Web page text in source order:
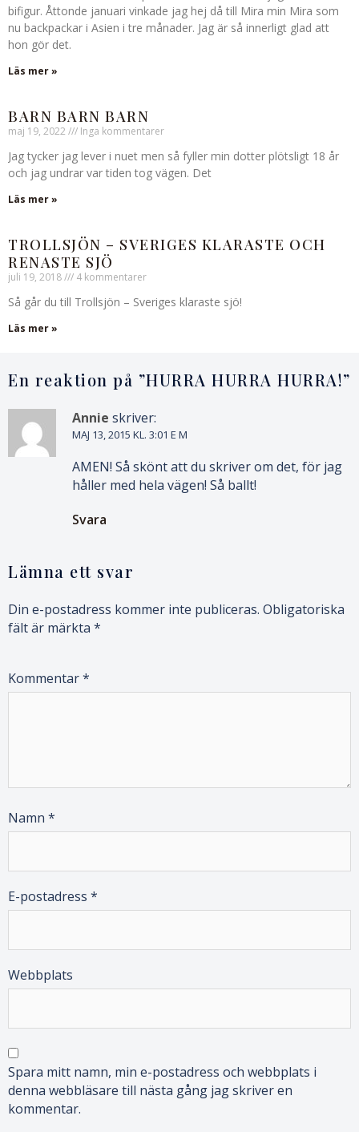
bifigur. Åttonde januari vinkade jag hej då till Mira min Mira som
nu backpackar i Asien i tre månader. Jag är så innerligt glad att
hon gör det.
Läs mer »
BARN BARN BARN
maj 19, 2022 Inga kommentarer
Jag tycker jag lever i nuet men så fyller min dotter plötsligt 18 år
och jag undrar var tiden tog vägen. Det
Läs mer »
TROLLSJÖN – SVERIGES KLARASTE OCH
RENASTE SJÖ
juli 19, 2018 4 kommentarer
Så går du till Trollsjön – Sveriges klaraste sjö!
Läs mer »
En reaktion på ”HURRA HURRA HURRA!”
Annie skriver:
MAJ 13, 2015 KL. 3:01 E M
AMEN! Så skönt att du skriver om det, för jag
håller med hela vägen! Så ballt!
Svara
Lämna ett svar
Din e-postadress kommer inte publiceras. Obligatoriska
fält är märkta *
Kommentar*
Namn *
E-postadress *
Webbplats
Spara mitt namn, min e-postadress och webbplats i
denna webbläsare till nästa gång jag skriver en
kommentar.